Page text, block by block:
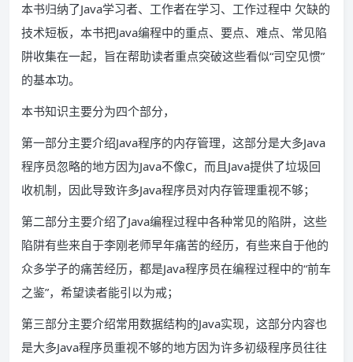
本书归纳了Java学习者、工作者在学习、工作过程中 欠缺的
技术短板，本书把Java编程中的重点、要点、难点、常见陷
阱收集在一起，旨在帮助读者重点突破这些看似“司空见惯”
的基本功。
本书知识主要分为四个部分，
第一部分主要介绍Java程序的内存管理，这部分是大多Java
程序员忽略的地方因为Java不像C，而且Java提供了垃圾回
收机制，因此导致许多Java程序员对内存管理重视不够；
第二部分主要介绍了Java编程过程中各种常见的陷阱，这些
陷阱有些来自于李刚老师早年痛苦的经历，有些来自于他的
众多学子的痛苦经历，都是Java程序员在编程过程中的“前车
之鉴”，希望读者能引以为戒；
第三部分主要介绍常用数据结构的Java实现，这部分内容也
是大多Java程序员重视不够的地方因为许多初级程序员往往